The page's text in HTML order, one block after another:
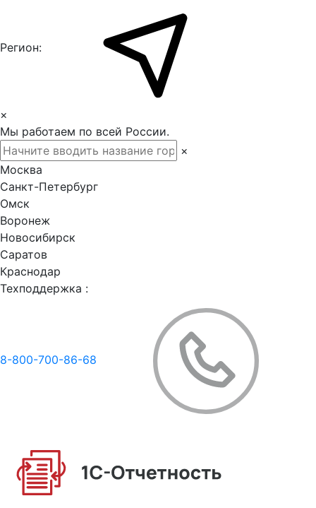
Регион:
×
Мы работаем по всей России.
×
Москва
Санкт-Петербург
Омск
Воронеж
Новосибирск
Саратов
Краснодар
Техподдержка :
8-800-700-86-68